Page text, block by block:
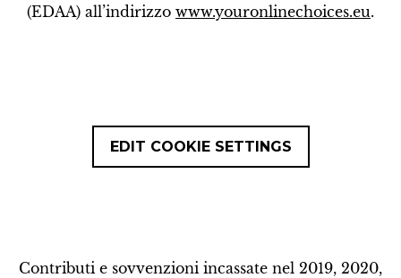
(EDAA) all’indirizzo www.youronlinechoices.eu.
EDIT COOKIE SETTINGS
Contributi e sovvenzioni incassate nel 2019, 2020,